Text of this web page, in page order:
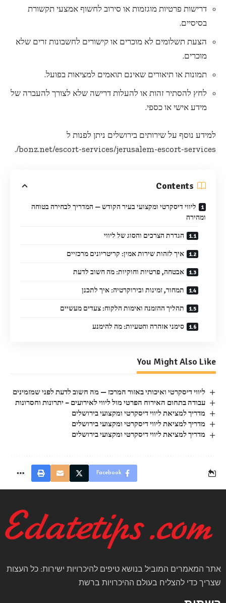
דרישות פרטיות מוגזמות או סירוב לחשוף אמצעי תקשורת
בסיסיים.
הצעת תשלומים לא מוכרים או קישורים לחשבונות זרים שלא
מוכרים.
תמונות או תיאורים שאינם תואמים למציאות בפועל.
לחץ להסתיר זהות או להעלות דרישה שלא לצורך להעברה של
מידע אישי או כספי.
למידע נוסף על שירותים בירושלים ניתן לפנות ל
bonz.net/escort-services/jerusalem-escort-services/
.
Contents
ליווי דיסקרטי ומקצועי בעיר הקודש — המדריך לבחירה בטוחה
ומהירה
הגדרת הצרכים והסוג של ליווי
איך לזהות שירות אמין: קריטריונים מרכזיים
אבטחה, פרטיות וחוקיות: מה חשוב לדעת
תמחור, זמינות ובירוקרטיה: איך לתכנן
תהליך ההזמנה ואימות הלקוח: צעדים מעשיים
סימני אזהרה והטעיות: מה להימנע
You Might Also Like
ליווי דיסקרטי ואיכותי באזור המרכז — מה חשוב לדעת לפני שמזמינים
עבודה בתחום האירוח הפרטי מול ליווי לאירועים – יתרונות וחסרונות
מדריך למציאת ליווי דיסקרטי ומקצועי בירושלים
מדריך למציאת ליווי דיסקרטי ומקצועי בירושלים
מדריך למציאת ליווי דיסקרטי ומקצועי בירושלים
Facebook
אתר המאמרים המוביל בנושא טיפים להיכרויות ישירות: כל העצות
שצריך כדי להצליח בעולם ההיכרויות ברשת